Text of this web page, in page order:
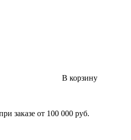
В корзину
заказе от 100 000 руб.